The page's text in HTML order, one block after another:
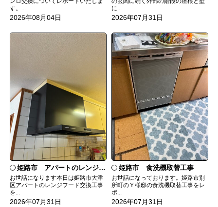
す。...
2026年08月04日
に...
2026年07月31日
姫路市 アパートのレンジフード交換
お世話になります本日は姫路市大津
区アパートのレンジフード交換工事
を...
2026年07月31日
姫路市 食洗機取替工事
お世話になっております。姫路市別
所町のＹ様邸の食洗機取替工事をレ
ポ...
2026年07月31日